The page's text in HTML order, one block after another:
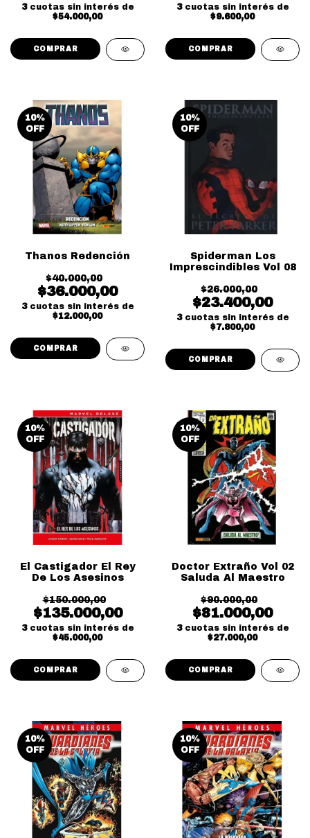
3 cuotas sin interés de
$54.000,00
3 cuotas sin interés de
$9.600,00
10%
OFF
Thanos Redención
$40.000,00
$36.000,00
3 cuotas sin interés de
$12.000,00
10%
OFF
Spiderman Los
Imprescindibles Vol 08
$26.000,00
$23.400,00
3 cuotas sin interés de
$7.800,00
10%
OFF
El Castigador El Rey
De Los Asesinos
$150.000,00
$135.000,00
3 cuotas sin interés de
$45.000,00
10%
OFF
Doctor Extraño Vol 02
Saluda Al Maestro
$90.000,00
$81.000,00
3 cuotas sin interés de
$27.000,00
10%
OFF
10%
OFF